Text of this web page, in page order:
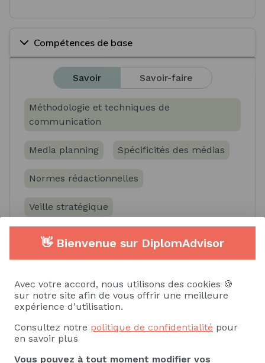
Compétences de base
Savoir Savoir-faire
Méthodologie et techniques de
communication
Media planning Spécificités des médias
Normes rédactionnelles
Veille stratégique
Voir plus
Compétences spécifiques
Savoir Savoir-faire
Codes du luxe Stratégies publicitaires
👋 Bienvenue sur DiplomAdvisor
Avec votre accord, nous utilisons des cookies 🍪
sur notre site afin de vous offrir une meilleure
expérience d’utilisation.
Consultez notre politique de confidentialité pour
en savoir plus
Vous pouvez à tout moment modifier vos